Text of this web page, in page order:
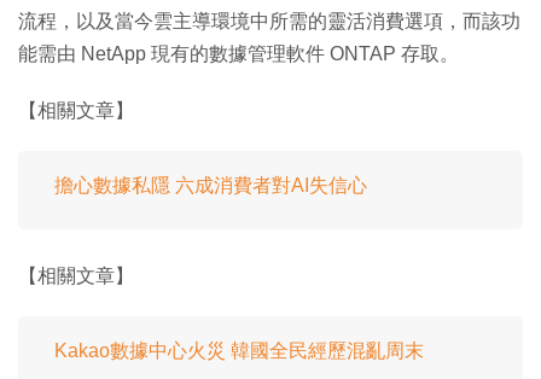
流程，以及當今雲主導環境中所需的靈活消費選項，而該功
能需由 NetApp 現有的數據管理軟件 ONTAP 存取。
【相關文章】
擔心數據私隱 六成消費者對AI失信心
【相關文章】
Kakao數據中心火災 韓國全民經歷混亂周末